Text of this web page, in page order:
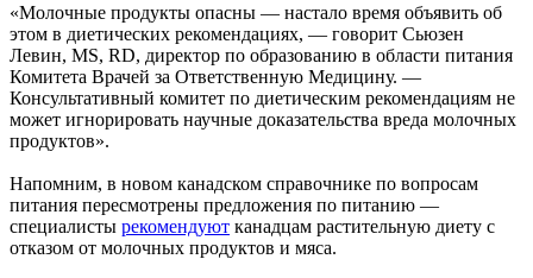
«Молочные продукты опасны — настало время объявить об
этом в диетических рекомендациях, — говорит Сьюзен
Левин, MS, RD, директор по образованию в области питания
Комитета Врачей за Ответственную Медицину. —
Консультативный комитет по диетическим рекомендациям не
может игнорировать научные доказательства вреда молочных
продуктов».
Напомним, в новом канадском справочнике по вопросам
питания пересмотрены предложения по питанию —
специалисты рекомендуют канадцам растительную диету с
отказом от молочных продуктов и мяса.